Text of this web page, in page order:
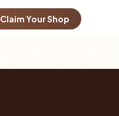
Claim Your Shop